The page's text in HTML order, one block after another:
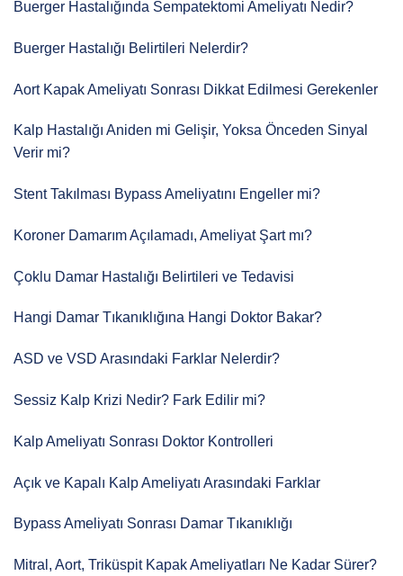
Buerger Hastalığında Sempatektomi Ameliyatı Nedir?
Buerger Hastalığı Belirtileri Nelerdir?
Aort Kapak Ameliyatı Sonrası Dikkat Edilmesi Gerekenler
Kalp Hastalığı Aniden mi Gelişir, Yoksa Önceden Sinyal
Verir mi?
Stent Takılması Bypass Ameliyatını Engeller mi?
Koroner Damarım Açılamadı, Ameliyat Şart mı?
Çoklu Damar Hastalığı Belirtileri ve Tedavisi
Hangi Damar Tıkanıklığına Hangi Doktor Bakar?
ASD ve VSD Arasındaki Farklar Nelerdir?
Sessiz Kalp Krizi Nedir? Fark Edilir mi?
Kalp Ameliyatı Sonrası Doktor Kontrolleri
Açık ve Kapalı Kalp Ameliyatı Arasındaki Farklar
Bypass Ameliyatı Sonrası Damar Tıkanıklığı
Mitral, Aort, Triküspit Kapak Ameliyatları Ne Kadar Sürer?